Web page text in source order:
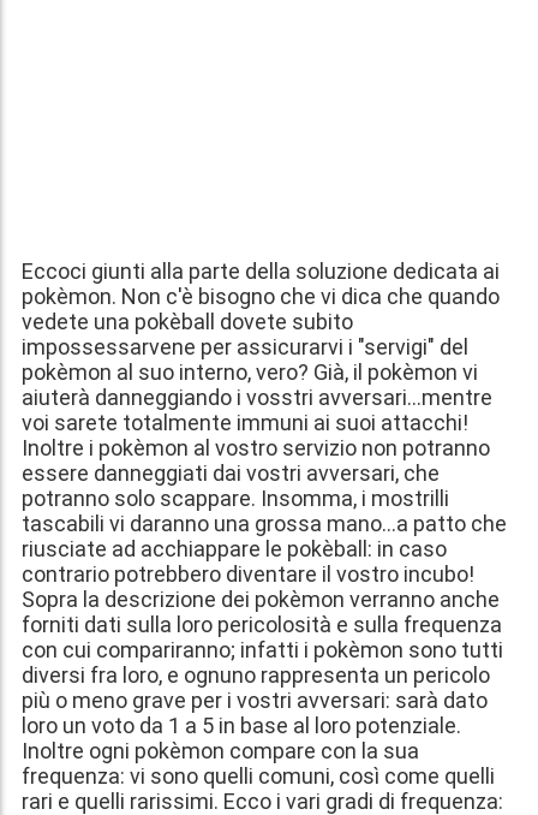
Eccoci giunti alla parte della soluzione dedicata ai
pokèmon. Non c'è bisogno che vi dica che quando
vedete una pokèball dovete subito
impossessarvene per assicurarvi i "servigi" del
pokèmon al suo interno, vero? Già, il pokèmon vi
aiuterà danneggiando i vosstri avversari...mentre
voi sarete totalmente immuni ai suoi attacchi!
Inoltre i pokèmon al vostro servizio non potranno
essere danneggiati dai vostri avversari, che
potranno solo scappare. Insomma, i mostrilli
tascabili vi daranno una grossa mano...a patto che
riusciate ad acchiappare le pokèball: in caso
contrario potrebbero diventare il vostro incubo!
Sopra la descrizione dei pokèmon verranno anche
forniti dati sulla loro pericolosità e sulla frequenza
con cui compariranno; infatti i pokèmon sono tutti
diversi fra loro, e ognuno rappresenta un pericolo
più o meno grave per i vostri avversari: sarà dato
loro un voto da 1 a 5 in base al loro potenziale.
Inoltre ogni pokèmon compare con la sua
frequenza: vi sono quelli comuni, così come quelli
rari e quelli rarissimi. Ecco i vari gradi di frequenza: